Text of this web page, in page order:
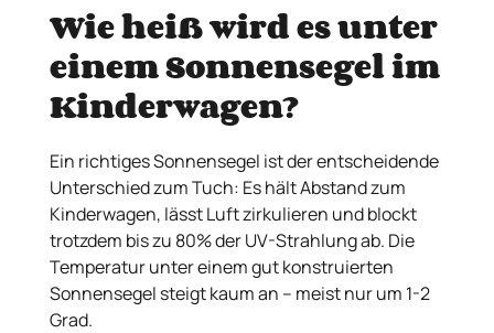
Wie heiß wird es unter
einem Sonnensegel im
Kinderwagen?
Ein richtiges Sonnensegel ist der entscheidende
Unterschied zum Tuch: Es hält Abstand zum
Kinderwagen, lässt Luft zirkulieren und blockt
trotzdem bis zu 80% der UV-Strahlung ab. Die
Temperatur unter einem gut konstruierten
Sonnensegel steigt kaum an – meist nur um 1-2
Grad.